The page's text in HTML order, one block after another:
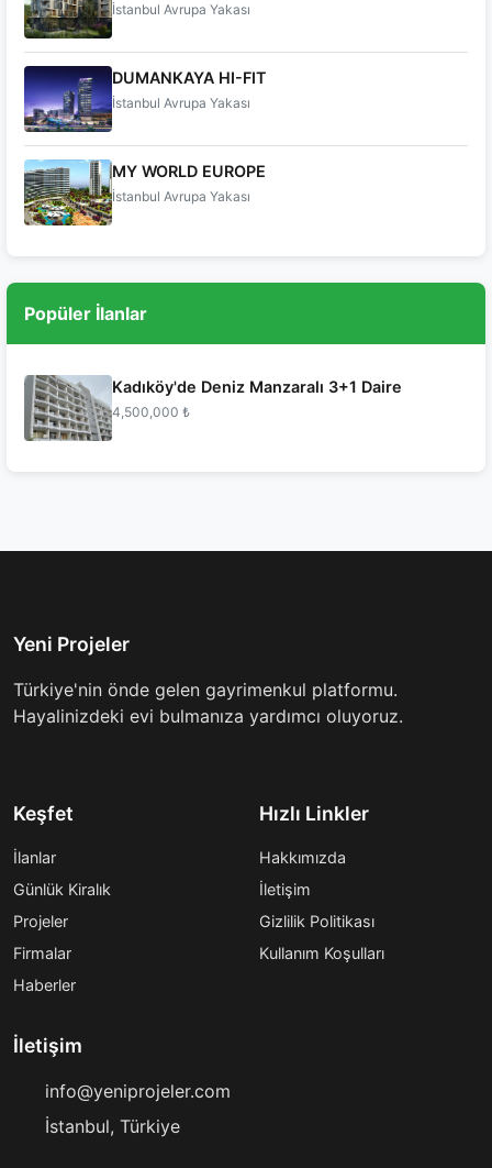
İstanbul Avrupa Yakası
DUMANKAYA HI-FIT
İstanbul Avrupa Yakası
MY WORLD EUROPE
İstanbul Avrupa Yakası
Popüler İlanlar
Kadıköy'de Deniz Manzaralı 3+1 Daire
4,500,000 ₺
Yeni Projeler
Türkiye'nin önde gelen gayrimenkul platformu.
Hayalinizdeki evi bulmanıza yardımcı oluyoruz.
Keşfet
İlanlar
Günlük Kiralık
Projeler
Firmalar
Haberler
Hızlı Linkler
Hakkımızda
İletişim
Gizlilik Politikası
Kullanım Koşulları
İletişim
info@yeniprojeler.com
İstanbul, Türkiye